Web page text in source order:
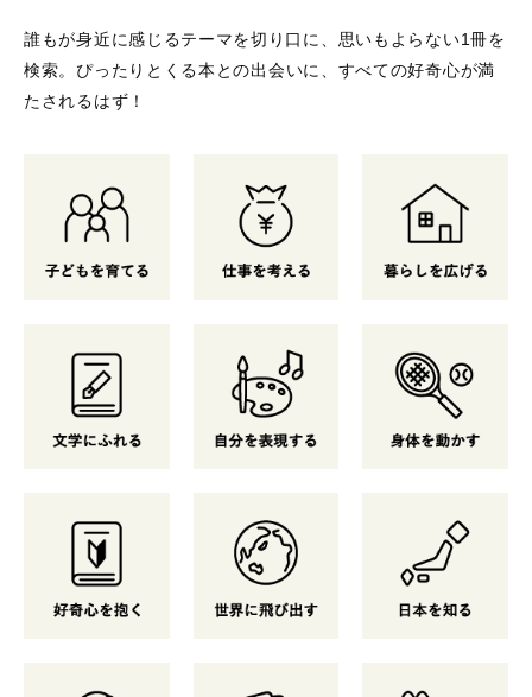
誰もが身近に感じるテーマを切り口に、思いもよらない1冊を
検索。 ぴったりとくる本との出会いに、すべての好奇心が満
たされるはず！